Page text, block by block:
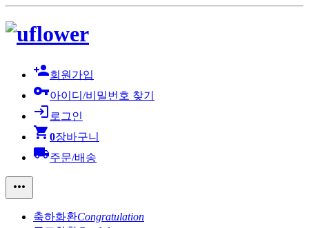
person_add회원가입
vpn_key아이디/비밀번호 찾기
login 로그인
shopping_cart0장바구니
local_shipping주문/배송
more_horiz
축하화환Congratulation